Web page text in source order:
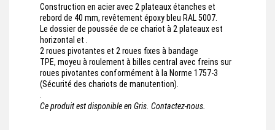
Construction en acier avec 2 plateaux étanches et
rebord de 40 mm, revêtement époxy bleu RAL 5007.
Le dossier de poussée de ce chariot à 2 plateaux est
horizontal et .
2 roues pivotantes et 2 roues fixes à bandage
TPE, moyeu à roulement à billes central avec freins sur
roues pivotantes conformément à la Norme 1757-3
(Sécurité des chariots de manutention).
.
Ce produit est disponible en Gris. Contactez-nous.